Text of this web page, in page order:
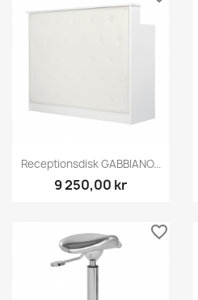
Receptionsdisk GABBIANO...
9 250,00 kr
favorite_border